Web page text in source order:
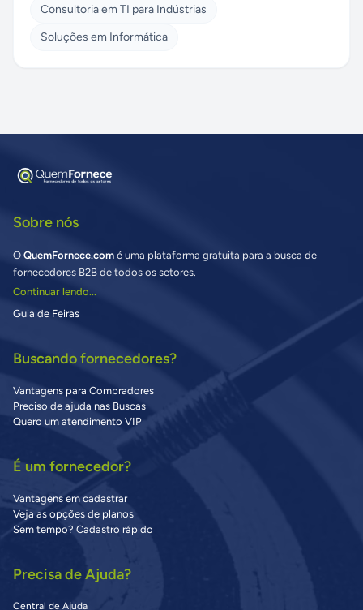
Consultoria em TI para Indústrias
Soluções em Informática
Sobre nós
O QuemFornece.com é uma plataforma gratuita para a busca de
fornecedores B2B de todos os setores.
Continuar lendo...
Guia de Feiras
Buscando fornecedores?
Vantagens para Compradores
Preciso de ajuda nas Buscas
Quero um atendimento VIP
É um fornecedor?
Vantagens em cadastrar
Veja as opções de planos
Sem tempo? Cadastro rápido
Precisa de Ajuda?
Central de Ajuda